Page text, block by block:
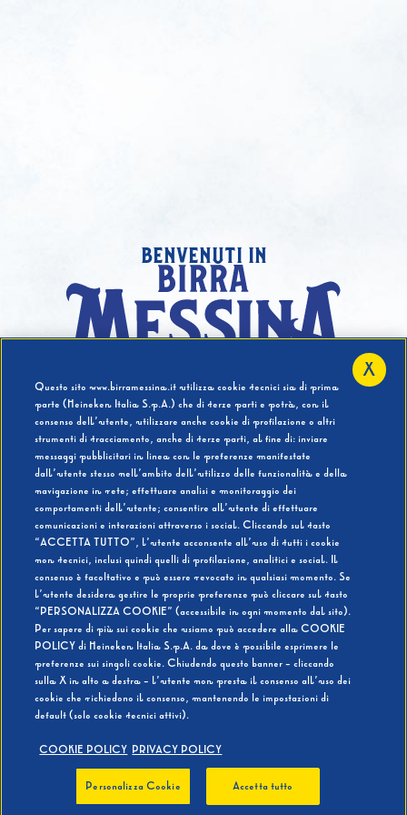
benvenuti in
Hai compiuto 18 Anni?
SI NO
BEVI RESPONSABILMENTE
Questo sito www.birramessina.it utilizza cookie tecnici sia di prima
parte (Heineken Italia S.p.A.) che di terze parti e potrà, con il
consenso dell’utente, utilizzare anche cookie di profilazione o altri
strumenti di tracciamento, anche di terze parti, al fine di: inviare
messaggi pubblicitari in linea con le preferenze manifestate
dall’utente stesso nell’ambito dell’utilizzo delle funzionalità e della
navigazione in rete; effettuare analisi e monitoraggio dei
comportamenti dell’utente; consentire all’utente di effettuare
comunicazioni e interazioni attraverso i social. Cliccando sul tasto
“ACCETTA TUTTO”, l’utente acconsente all’uso di tutti i cookie
non tecnici, inclusi quindi quelli di profilazione, analitici e social. Il
consenso è facoltativo e può essere revocato in qualsiasi momento. Se
l’utente desidera gestire le proprie preferenze può cliccare sul tasto
“PERSONALIZZA COOKIE” (accessibile in ogni momento dal sito).
Per sapere di più sui cookie che usiamo può accedere alla COOKIE
POLICY di Heineken Italia S.p.A. da dove è possibile esprimere le
preferenze sui singoli cookie. Chiudendo questo banner - cliccando
sulla X in alto a destra - l’utente non presta il consenso all’uso dei
cookie che richiedono il consenso, mantenendo le impostazioni di
default (solo cookie tecnici attivi).
COOKIE POLICY PRIVACY POLICY
Personalizza Cookie Accetta tutto
X